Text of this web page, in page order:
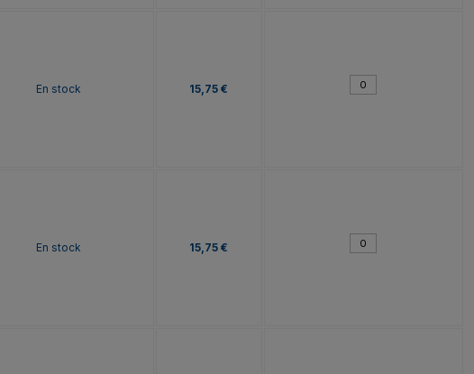
En stock 15,75 €
En stock 15,75 €